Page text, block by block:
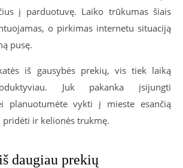
į parduotuvę. Laiko trūkumas šiais
o pirkimas internetu situaciją
pusę.
iš gausybės prekių, vis tiek laiką
Juk pakanka įsijungti
planuotumėte vykti į mieste esančią
ir kelionės trukmę.
daugiau prekių